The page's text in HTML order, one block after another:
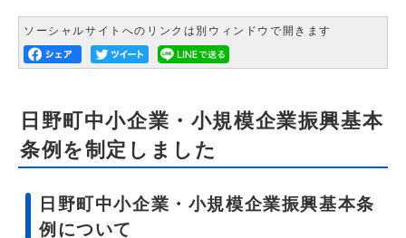
ソーシャルサイトへのリンクは別ウィンドウで開きます
日野町中小企業・小規模企業振興基本
条例を制定しました
日野町中小企業・小規模企業振興基本条
例について